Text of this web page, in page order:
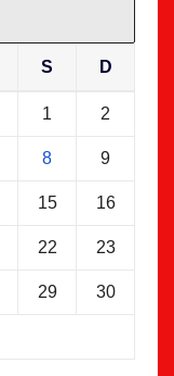
S D
1 2
8 9
15 16
22 23
29 30